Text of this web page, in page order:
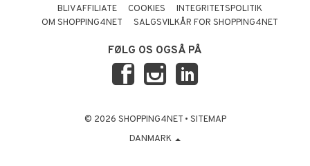
BLIV AFFILIATE
COOKIES
INTEGRITETSPOLITIK
OM SHOPPING4NET
SALGSVILKÅR FOR SHOPPING4NET
FØLG OS OGSÅ PÅ
© 2026 SHOPPING4NET • SITEMAP
DANMARK